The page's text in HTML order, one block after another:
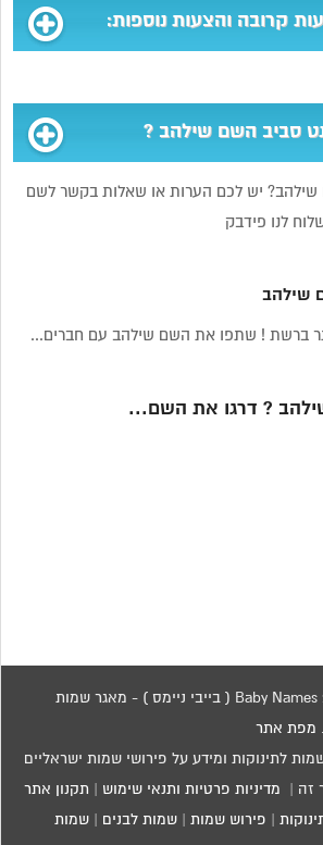
קרובה והצעות נוספות:
סביב השם שילהב ?
יש לכם הערות או שאלות בקשר לשם
לנו פידבק
שילהב
ברשת ! שתפו את השם שילהב עם חברים...
? דרגו את השם...
כל הזכויות שמורות 2015 Baby Names ( בייבי ניימס ) - מאגר שמות
מפת אתר
לתינוקות ומידע על פירושי שמות ישראליים
זה | מדיניות פרטיות ותנאי שימוש תקנון אתר
פירוש שמות |שמות לבנים |שמות